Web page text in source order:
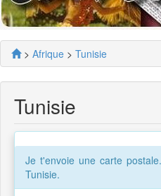
> Afrique > Tunisie
Tunisie
Je t'envoie une carte
Tunisie.